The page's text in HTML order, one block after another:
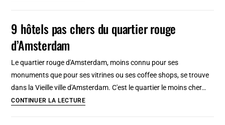
du
canaux
faite
9 hôtels pas chers du quartier rouge
d’Amsterdam
Le quartier rouge d'Amsterdam, moins connu pour ses
monuments que pour ses vitrines ou ses coffee shops, se trouve
dans la Vieille ville d'Amsterdam. C'est le quartier le moins cher…
CONTINUER LA LECTURE9